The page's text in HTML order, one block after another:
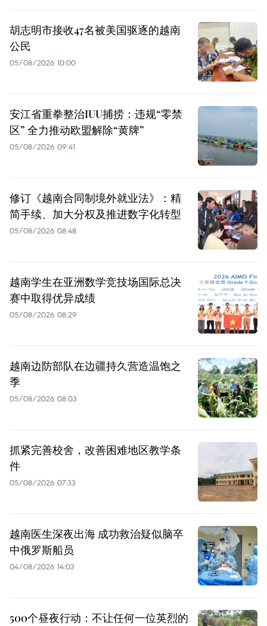
胡志明市接收47名被美国驱逐的越南
公民
05/08/2026 10:00
安江省重拳整治IUU捕捞：违规“零禁
区” 全力推动欧盟解除“黄牌”
05/08/2026 09:41
修订《越南合同制境外就业法》：精
简手续、加大分权及推进数字化转型
05/08/2026 08:48
越南学生在亚洲数学竞技场国际总决
赛中取得优异成绩
05/08/2026 08:29
越南边防部队在边疆持久营造温饱之
季
05/08/2026 08:03
抓紧完善校舍，改善困难地区教学条
件
05/08/2026 07:33
越南医生深夜出海 成功救治疑似脑卒
中俄罗斯船员
04/08/2026 14:03
500个昼夜行动：不让任何一位英烈的